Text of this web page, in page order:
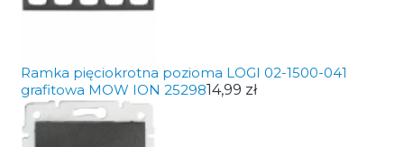
Ramka pięciokrotna pozioma LOGI 02-1500-041
grafitowa MOW ION 2529814,99 zł